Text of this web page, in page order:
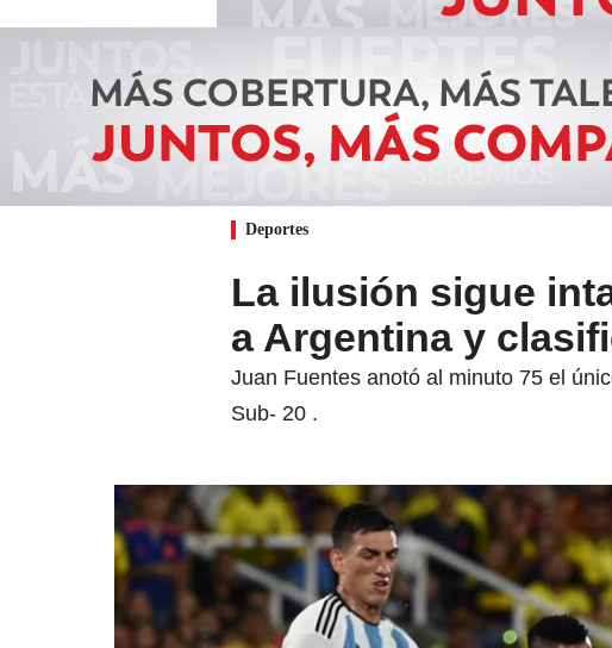
Deportes
La ilusión sigue
a Argentina y
Juan Fuentes anotó al minuto 75 el
Sub- 20 .